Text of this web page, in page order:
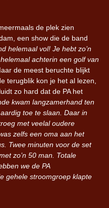
de plek zien
een show die de band
helemaal vol! Je hebt zo’n
achterin een golf van
de meest beruchte blijkt
terugblik kon je het al lezen,
zo hard dat de PA het
kwam langzamerhand ten
toe te slaan. Daar in
met veelal oudere
zelfs een oma aan het
Twee minuten voor de set
zo’n 50 man. Totale
we de PA
gehele stroomgroep klapte